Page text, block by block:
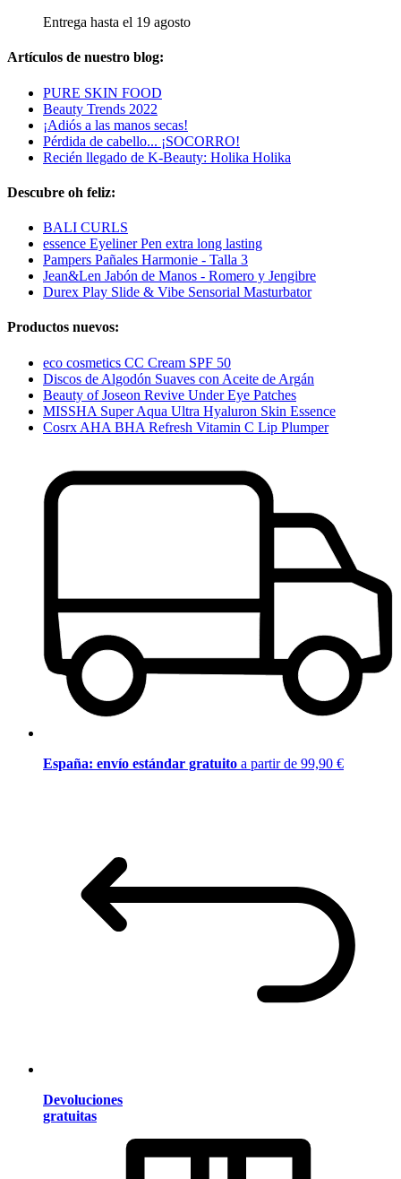
Entrega hasta el 19 agosto
Artículos de nuestro blog:
PURE SKIN FOOD
Beauty Trends 2022
¡Adiós a las manos secas!
Pérdida de cabello... ¡SOCORRO!
Recién llegado de K-Beauty: Holika Holika
Descubre oh feliz:
BALI CURLS
essence Eyeliner Pen extra long lasting
Pampers Pañales Harmonie - Talla 3
Jean&Len Jabón de Manos - Romero y Jengibre
Durex Play Slide & Vibe Sensorial Masturbator
Productos nuevos:
eco cosmetics CC Cream SPF 50
Discos de Algodón Suaves con Aceite de Argán
Beauty of Joseon Revive Under Eye Patches
MISSHA Super Aqua Ultra Hyaluron Skin Essence
Cosrx AHA BHA Refresh Vitamin C Lip Plumper
España: envío estándar gratuito a partir de 99,90 €
Devoluciones
gratuitas